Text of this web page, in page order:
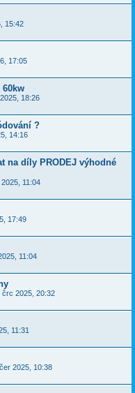
15:42
17:05
60kw
18:26
?
14:16
na díly PRODEJ výhodné
11:04
17:49
11:04
črc 2025, 20:32
11:31
2025, 10:38